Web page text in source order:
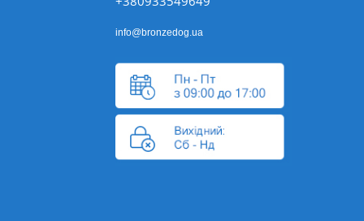
info@bronzedog.ua